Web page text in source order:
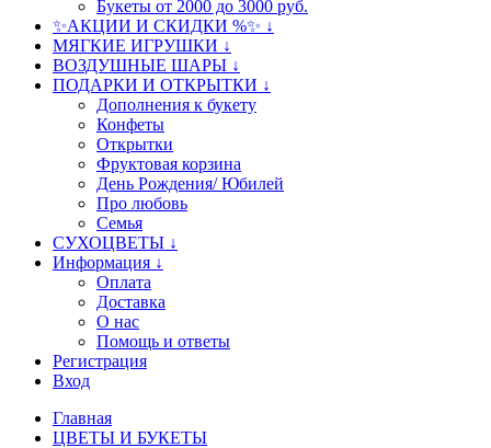
Букеты от 2000 до 3000 руб.
✨АКЦИИ И СКИДКИ %✨ ↓
МЯГКИЕ ИГРУШКИ ↓
ВОЗДУШНЫЕ ШАРЫ ↓
ПОДАРКИ И ОТКРЫТКИ ↓
Дополнения к букету
Конфеты
Открытки
Фруктовая корзина
День Рождения/ Юбилей
Про любовь
Семья
СУХОЦВЕТЫ ↓
Информация ↓
Оплата
Доставка
О нас
Помощь и ответы
Регистрация
Вход
Главная
ЦВЕТЫ И БУКЕТЫ